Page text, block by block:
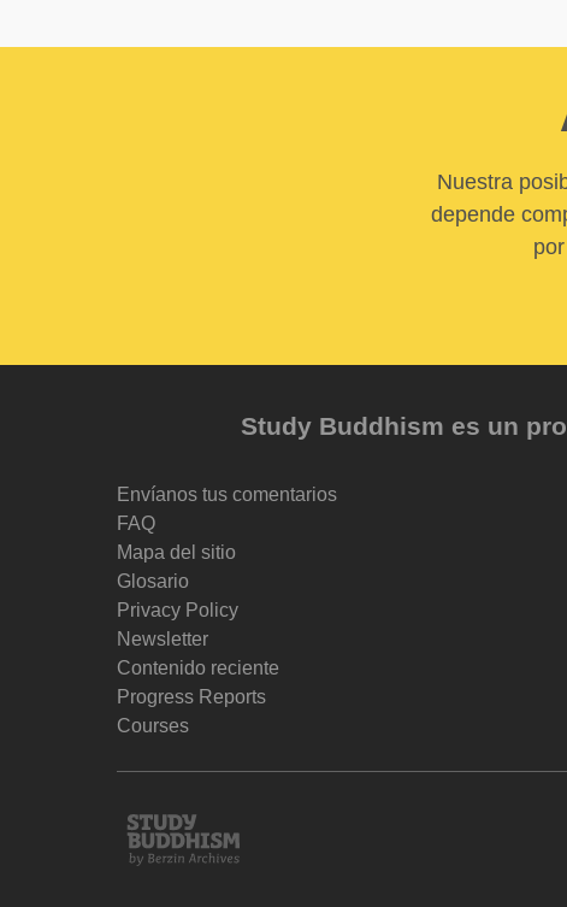
Nuestra
depende
Study Buddhism es un
Envíanos tus comentarios
FAQ
Mapa del sitio
Glosario
Privacy Policy
Newsletter
Contenido reciente
Progress Reports
Courses
Study
Buddhism